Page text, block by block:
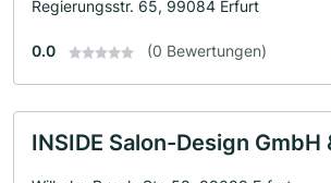
Regierungsstr. 65, 99084 Erfurt
0.0 (0 Bewertungen)
INSIDE Salon-Design GmbH